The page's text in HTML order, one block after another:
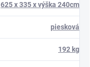
625 x 335 x výška 240cm
piesková
192 kg